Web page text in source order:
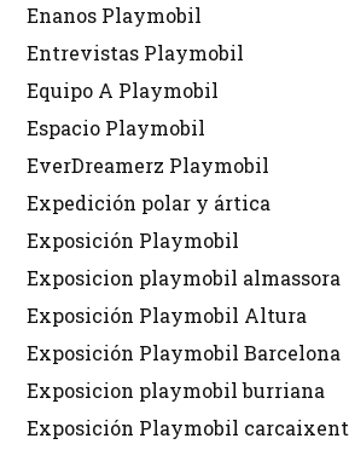
Enanos Playmobil
Entrevistas Playmobil
Equipo A Playmobil
Espacio Playmobil
EverDreamerz Playmobil
Expedición polar y ártica
Exposición Playmobil
Exposicion playmobil almassora
Exposición Playmobil Altura
Exposición Playmobil Barcelona
Exposicion playmobil burriana
Exposición Playmobil carcaixent